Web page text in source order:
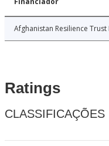
Afghanistan Resilience Trust
Ratings